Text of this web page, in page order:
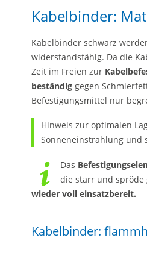
Kabelbinder:
Kabelbinder schwarz
widerstandsfähig. Da die
Zeit im Freien zur
beständig gegen
Befestigungsmittel nur
Hinweis zur optimalen
Sonneneinstrahlung und
Das
die starr und spröde
wieder voll einsatzbereit.
Kabelbinder: